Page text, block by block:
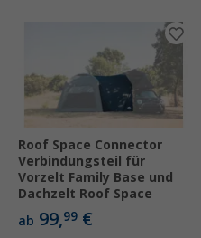
Roof Space Connector
Verbindungsteil für
Vorzelt Family Base und
Dachzelt Roof Space
ab 99,99 €